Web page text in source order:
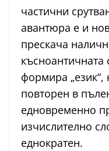
частични
авантюра е и
прескача
формира
повторен в
едновременно
изчислително
еднократен.